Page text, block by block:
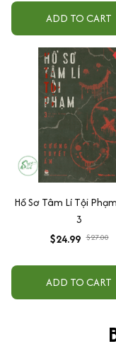
ADD TO CART
Hồ Sơ Tâm Lí Tội
3
$24.99 $27.00
ADD TO CART